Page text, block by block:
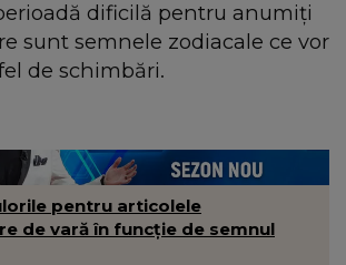
dificilă pentru anumiți
sunt semnele zodiacale ce vor
de schimbări.
pentru articolele
de vară în funcție de semnul